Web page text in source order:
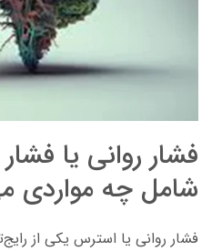
فشار روانی یا
شامل چه مواردی
فشار روانی یا استرس یکی از